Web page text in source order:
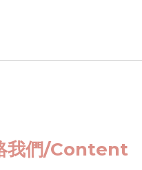
我們/Content